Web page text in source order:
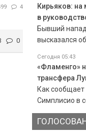
4
0
Кирьяков:
в
Бывший
высказался
Сегодня 05:43
«Фламенго»
трансфера
Как
Симплисио в